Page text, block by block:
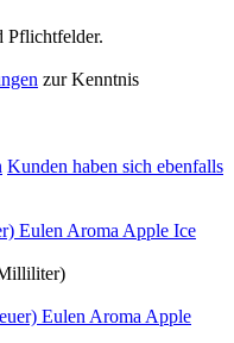
Pflichtfelder.
zur Kenntnis
Kunden haben sich ebenfalls
Eulen Aroma Apple Ice
Eulen Aroma Apple